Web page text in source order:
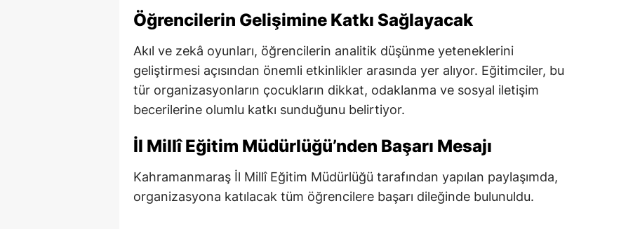
Öğrencilerin Gelişimine Katkı Sağlayacak
Akıl ve zekâ oyunları, öğrencilerin analitik düşünme yeteneklerini
geliştirmesi açısından önemli etkinlikler arasında yer alıyor. Eğitimciler, bu
tür organizasyonların çocukların dikkat, odaklanma ve sosyal iletişim
becerilerine olumlu katkı sunduğunu belirtiyor.
İl Millî Eğitim Müdürlüğü’nden Başarı Mesajı
Kahramanmaraş İl Millî Eğitim Müdürlüğü tarafından yapılan paylaşımda,
organizasyona katılacak tüm öğrencilere başarı dileğinde bulunuldu.